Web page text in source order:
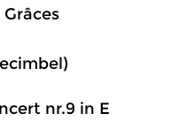
Grâces
nr.9 in E